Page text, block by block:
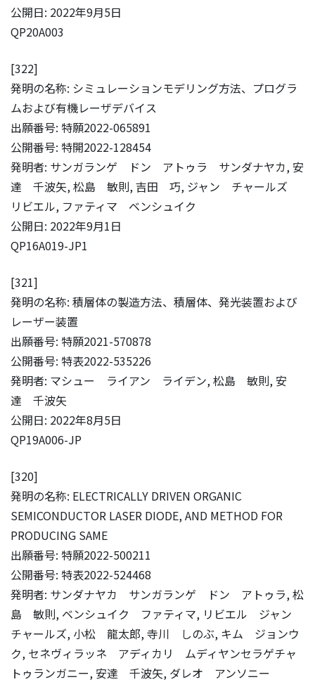
公開日: 2022年9月5日
QP20A003
[322]
発明の名称: シミュレーションモデリング方法、プログラ
ムおよび有機レーザデバイス
出願番号: 特願2022-065891
公開番号: 特開2022-128454
発明者: サンガランゲ ドン アトゥラ サンダナヤカ, 安
達 千波矢, 松島 敏則, 吉田 巧, ジャン チャールズ
リビエル, ファティマ ベンシュイク
公開日: 2022年9月1日
QP16A019-JP1
[321]
発明の名称: 積層体の製造方法、積層体、発光装置および
レーザー装置
出願番号: 特願2021-570878
公開番号: 特表2022-535226
発明者: マシュー ライアン ライデン, 松島 敏則, 安
達 千波矢
公開日: 2022年8月5日
QP19A006-JP
[320]
発明の名称: ELECTRICALLY DRIVEN ORGANIC
SEMICONDUCTOR LASER DIODE, AND METHOD FOR
PRODUCING SAME
出願番号: 特願2022-500211
公開番号: 特表2022-524468
発明者: サンダナヤカ サンガランゲ ドン アトゥラ, 松
島 敏則, ベンシュイク ファティマ, リビエル ジャン
チャールズ, 小松 龍太郎, 寺川 しのぶ, キム ジョンウ
ク, セネヴィラッネ アディカリ ムディヤンセラゲチャ
トゥランガニー, 安達 千波矢, ダレオ アンソニー